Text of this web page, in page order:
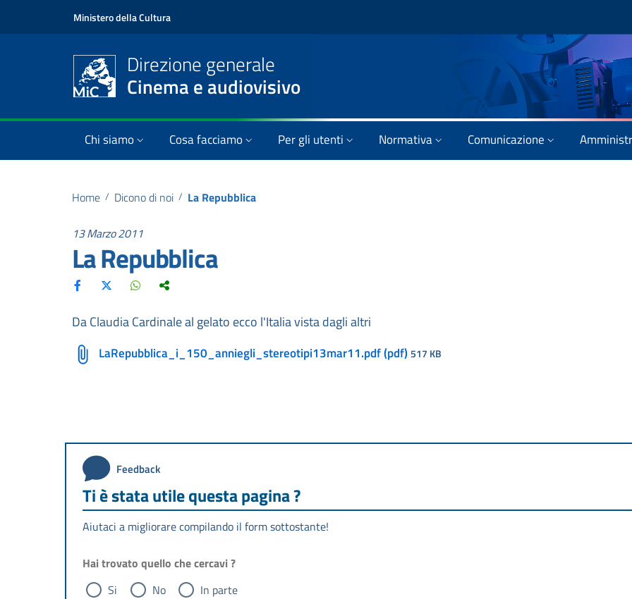
Ministero della Cultura
Direzione generale
Cinema e audiovisivo
Chi siamo Cosa facciamo Per gli utenti Normativa Comunicazione
Home / Dicono di noi / La Repubblica
13 Marzo 2011
La Repubblica
Da Claudia Cardinale al gelato ecco l'Italia vista dagli altri
LaRepubblica_i_150_anniegli_stereotipi13mar11.pdf (pdf)517 KB
Feedback
Ti è stata utile questa pagina ?
Aiutaci a migliorare compilando il form sottostante!
Hai trovato quello che cercavi ?
Si
No In parte